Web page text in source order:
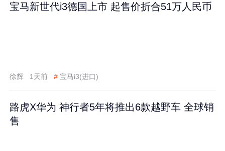
宝马新世代i3德国上市 起售价折合51万人民币
徐辉 1天前 # 宝马i3(进口)
路虎X华为 神行者5年将推出6款越野车 全球销
售